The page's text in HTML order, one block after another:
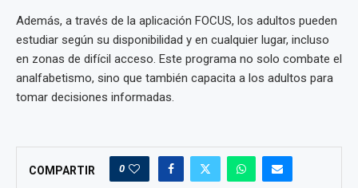
Además, a través de la aplicación FOCUS, los adultos pueden
estudiar según su disponibilidad y en cualquier lugar, incluso
en zonas de difícil acceso. Este programa no solo combate el
analfabetismo, sino que también capacita a los adultos para
tomar decisiones informadas.
COMPARTIR 0